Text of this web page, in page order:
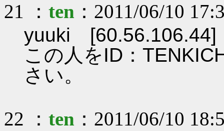
21 ： ten ：2011/06/10
yuuki [60.56.106.44]
この人をID：
さい。
22 ： ten ：2011/06/10